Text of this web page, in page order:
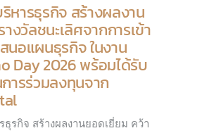
ารธุรกิจ สร้างผลงาน
งวัลชนะเลิศจากการเข้า
นอแผนธุรกิจ ในงาน
Day 2026 พร้อมได้รับ
ารร่วมลงทุนจาก
รกิจ สร้างผลงานยอดเยี่ยม คว้า